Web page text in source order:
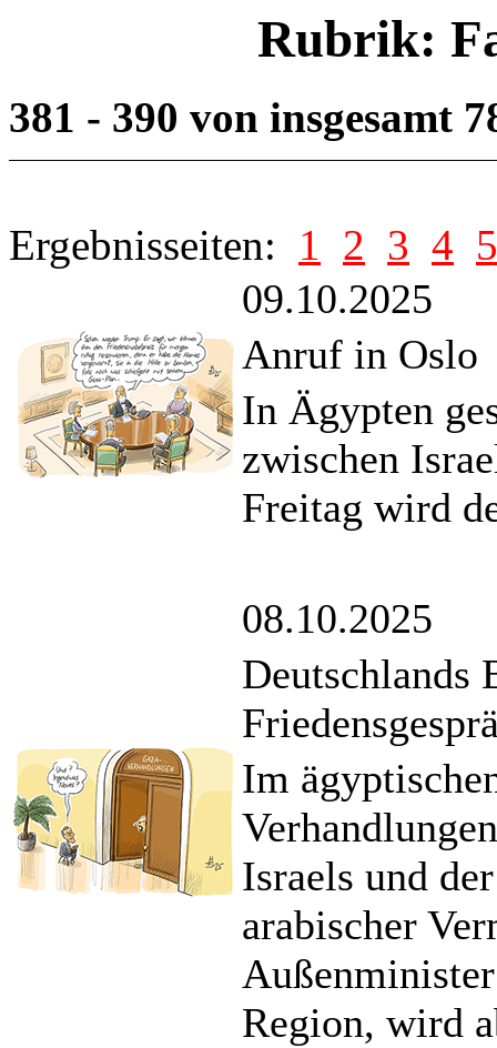
Rubrik:
381 - 390 von insgesamt
Ergebnisseiten: 1 2 3 4 5
09.10.2025
Anruf in Oslo
In Ägypten
zwischen
Freitag wird
08.10.2025
Deutschlands
Im
Israels und
arabischer
Region, wird